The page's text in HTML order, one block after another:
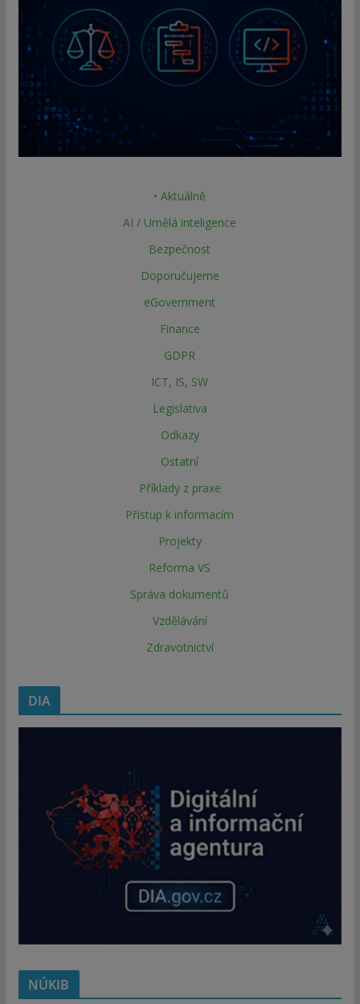
• Aktuálně
AI / Umělá inteligence
Bezpečnost
Doporučujeme
eGovernment
Finance
GDPR
ICT, IS, SW
Legislativa
Odkazy
Ostatní
Příklady z praxe
Přístup k informacím
Projekty
Reforma VS
Správa dokumentů
Vzdělávání
Zdravotnictví
DIA
NÚKIB